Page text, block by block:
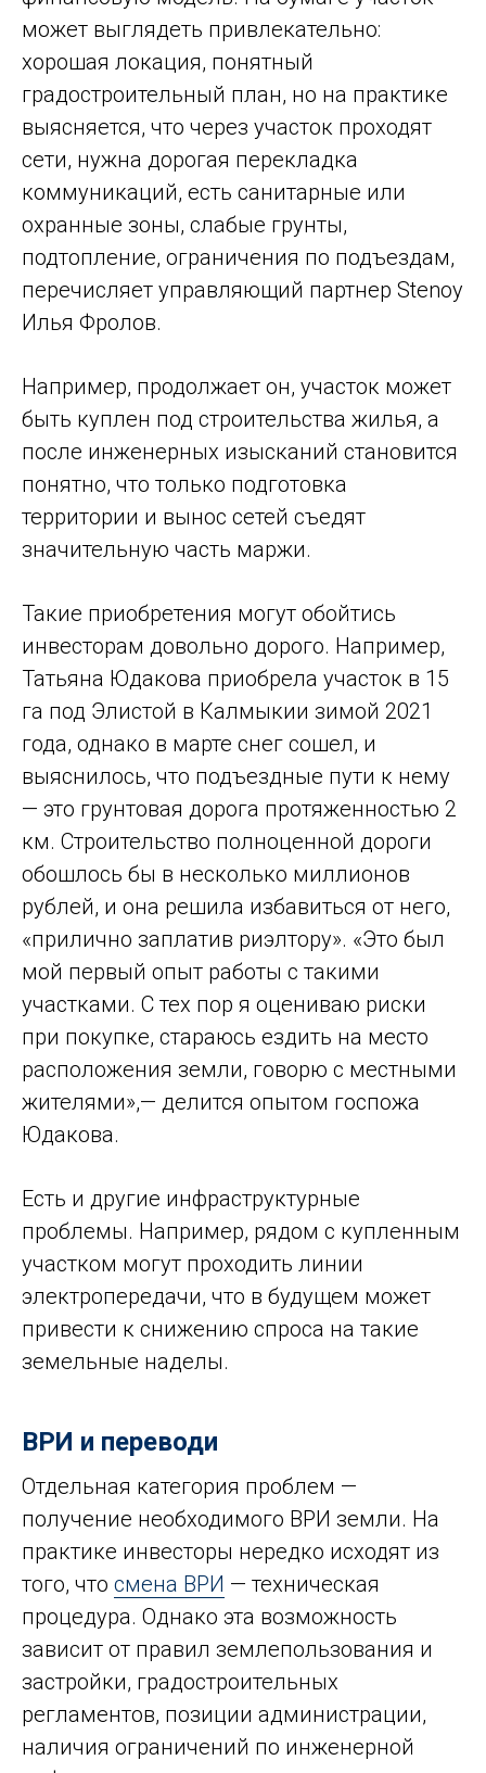
может выглядеть привлекательно:
хорошая локация, понятный
градостроительный план, но на практике
выясняется, что через участок проходят
сети, нужна дорогая перекладка
коммуникаций, есть санитарные или
охранные зоны, слабые грунты,
подтопление, ограничения по подъездам,
перечисляет управляющий партнер Stenoy
Илья Фролов.
Например, продолжает он, участок может
быть куплен под строительства жилья, а
после инженерных изысканий становится
понятно, что только подготовка
территории и вынос сетей съедят
значительную часть маржи.
Такие приобретения могут обойтись
инвесторам довольно дорого. Например,
Татьяна Юдакова приобрела участок в 15
га под Элистой в Калмыкии зимой 2021
года, однако в марте снег сошел, и
выяснилось, что подъездные пути к нему
— это грунтовая дорога протяженностью 2
км. Строительство полноценной дороги
обошлось бы в несколько миллионов
рублей, и она решила избавиться от него,
«прилично заплатив риэлтору». «Это был
мой первый опыт работы с такими
участками. С тех пор я оцениваю риски
при покупке, стараюсь ездить на место
расположения земли, говорю с местными
жителями»,— делится опытом госпожа
Юдакова.
Есть и другие инфраструктурные
проблемы. Например, рядом с купленным
участком могут проходить линии
электропередачи, что в будущем может
привести к снижению спроса на такие
земельные наделы.
ВРИ и переводи
Отдельная категория проблем —
получение необходимого ВРИ земли. На
практике инвесторы нередко исходят из
того, что смена ВРИ — техническая
процедура. Однако эта возможность
зависит от правил землепользования и
застройки, градостроительных
регламентов, позиции администрации,
наличия ограничений по инженерной